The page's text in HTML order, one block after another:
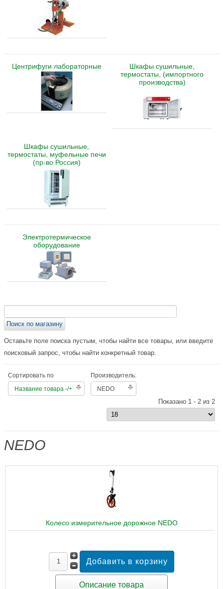
Центрифуги лабораторные
Шкафы сушильные,
термостаты, (импортного
производства)
Шкафы сушильные,
термостаты, муфельные печи
(пр-во Россия)
Электротермическое
оборудование
Оставьте поле поиска пустым, чтобы найти все товары, или введите
поисковый запрос, чтобы найти конкретный товар.
Сортировать по
Название товара -/+
Производитель:
NEDO
Показано 1 - 2 из 2
NEDO
Колесо измерительное дорожное NEDO
Описание товара